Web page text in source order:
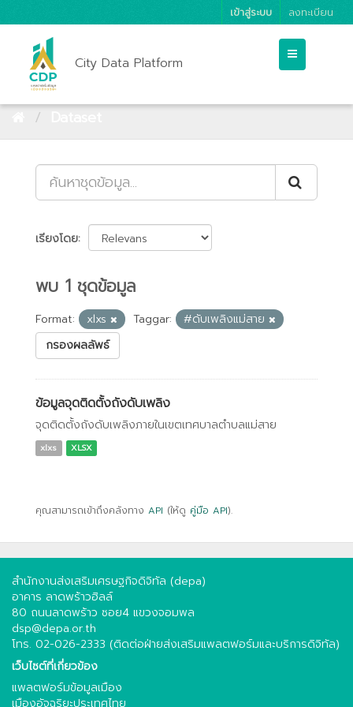
เข้าสู่ระบบ ลงทะเบียน
City Data Platform
เรียงโดย
พบ 1 ชุดข้อมูล
Format: xlxs Taggar:
#ดับเพลิงแม่สาย
กรองผลลัพธ์
ข้อมูลจุดติดตั้งถังดับเพลิง
จุดติดตั้งถังดับเพลิงภายในเขตเทศบาลตำบลแม่สาย
xlxs XLSX
คุณสามารถเข้าถึงคลังทาง API (ให้ดู คู่มือ API).
สำนักงานส่งเสริมเศรษฐกิจดิจิทัล (depa)
อาคาร ลาดพร้าวฮิลล์
80 ถนนลาดพร้าว ซอย4 แขวงจอมพล
dsp@depa.or.th
โทร. 02-026-2333 (ติดต่อฝ่ายส่งเสริมแพลตฟอร์มและบริการดิจิทัล)
เว็บไซต์ที่เกี่ยวข้อง
แพลตฟอร์มข้อมูลเมือง
เมืองอัจฉริยะประเทศไทย